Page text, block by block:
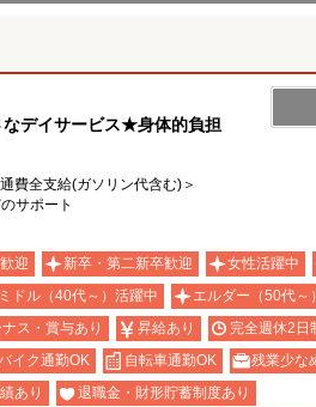
なデイサービス★身体的負担
費全支給(ガソリン代含む)＞
サポート
迎 新卒・第二新卒歓迎 女性活躍中
ミドル（40代～）活躍中
エルダー（50代～
ス・賞与あり 昇給あり 完全週休2日
イク通勤OK 自転車通勤OK
残業少な
あり
退職金・財形貯蓄制度あり